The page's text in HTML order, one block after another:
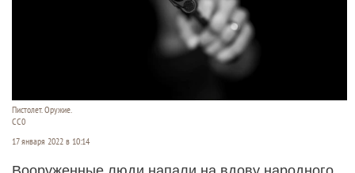
Пистолет. Оружие.
CC0
17 января 2022 в 10:14